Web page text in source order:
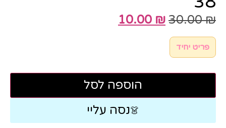
30.00₪
10.00 ₪
פריט יחיד
הוספה לסל
👗נסה עליי